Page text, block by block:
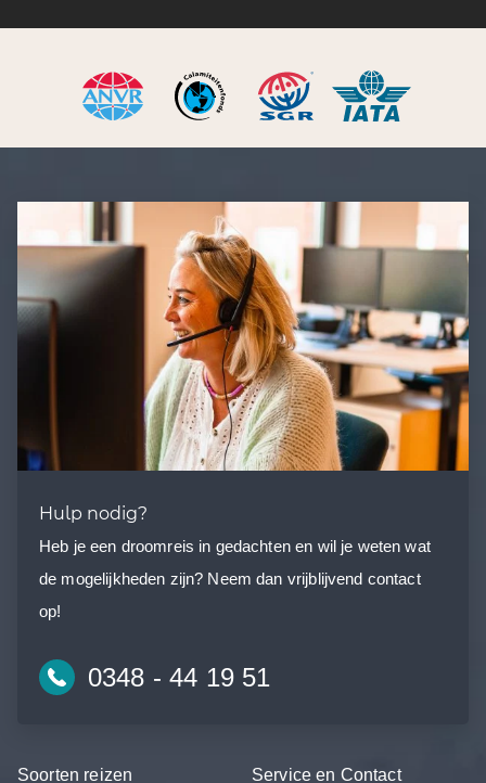
Hulp nodig?
Heb je een droomreis in gedachten en wil je weten wat
de mogelijkheden zijn? Neem dan vrijblijvend contact
op!
0348 - 44 19 51
Soorten reizen Service en Contact